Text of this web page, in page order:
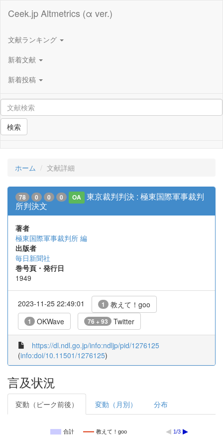
Ceek.jp Altmetrics (α ver.)
文献ランキング
新着文献
新着投稿
検索
ホーム 文献詳細
78 0 0 0 OA
東京裁判判決 : 極東国際軍事裁判
所判決文
著者
極東国際軍事裁判所 編
出版者
毎日新聞社
巻号頁・発行日
1949
2023-11-25 22:49:01 1 教えて！goo
1 OKWave 76 + 93 Twitter
https://dl.ndl.go.jp/info:ndljp/pid/1276125
(info:doi/10.11501/1276125)
言及状況
変動（ピーク前後） 変動（月別） 分布
合計 教えて！goo 1/3